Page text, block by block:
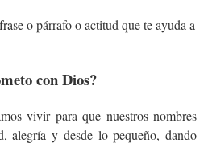
o párrafo o actitud que te ayuda a
con Dios?
vivir para que nuestros nombres
alegría y desde lo pequeño, dando